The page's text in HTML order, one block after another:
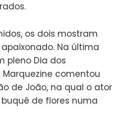
os dois mostram
Na última
pleno Dia dos
Marquezine comentou
de João, na qual o ator
de flores numa